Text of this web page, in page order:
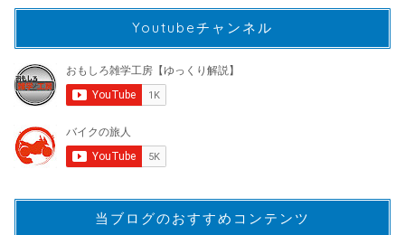
Youtubeチャンネル
当ブログのおすすめコンテンツ